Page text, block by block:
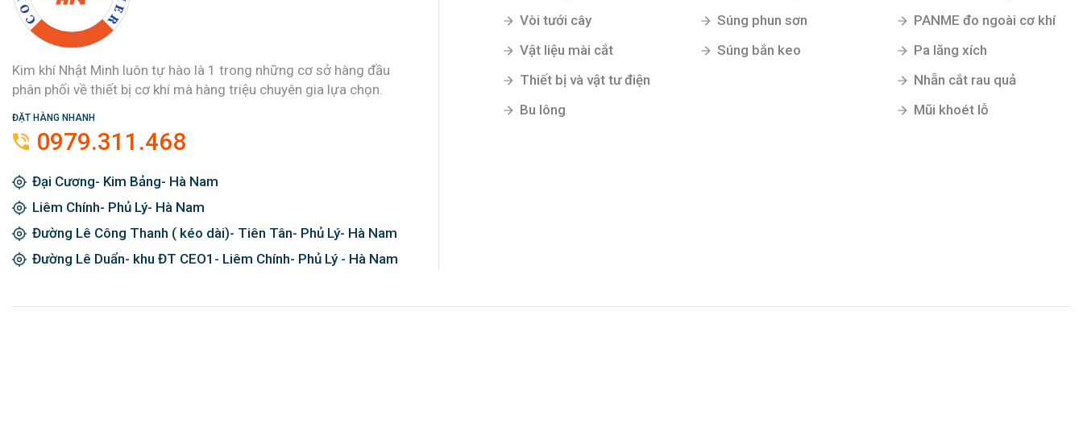
Kim khí Nhật Minh luôn tự hào là 1 trong những cơ sở hàng đầu
phân phối về thiết bị cơ khí mà hàng triệu chuyên gia lựa chọn.
ĐẶT HÀNG NHANH
0979.311.468
Đại Cương- Kim Bảng- Hà Nam
Liêm Chính- Phủ Lý- Hà Nam
Đường Lê Công Thanh ( kéo dài)- Tiên Tân- Phủ Lý- Hà Nam
Đường Lê Duẩn- khu ĐT CEO1- Liêm Chính- Phủ Lý - Hà Nam
Vòi tưới cây
Vật liệu mài cắt
Thiết bị và vật tư điện
Bu lông
Súng phun sơn
Súng bắn keo
PANME đo ngoài cơ khí
Pa lăng xích
Nhẵn cắt rau quả
Mũi khoét lỗ